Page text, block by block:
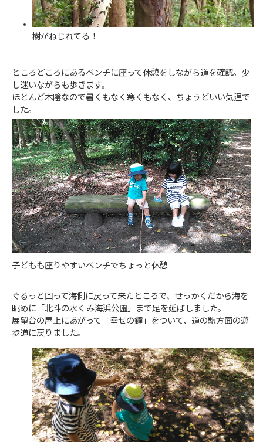
樹がねじれてる！
ところどころにあるベンチに座って休憩をしながら道を確認。少
し迷いながらも歩きます。
ほとんど木陰なので暑くもなく寒くもなく、ちょうどいい気温で
した。
子どもも座りやすいベンチでちょっと休憩
ぐるっと回って海側に戻って来たところで、せっかくだから海を
眺めに「北斗の水くみ海浜公園」まで足を延ばしました。
展望台の屋上にあがって「幸せの鐘」をついて、道の駅方面の遊
歩道に戻りました。